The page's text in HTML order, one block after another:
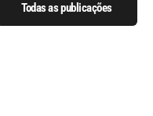
Todas as publicações